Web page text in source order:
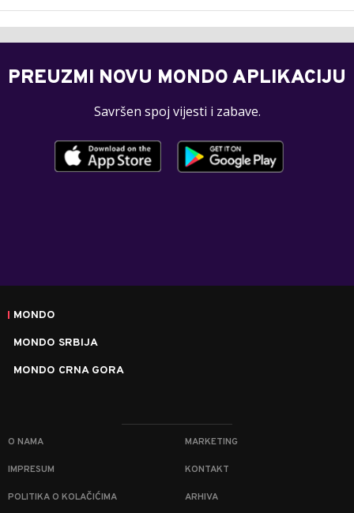
PREUZMI NOVU MONDO APLIKACIJU
Savršen spoj vijesti i zabave.
MONDO
MONDO SRBIJA
MONDO CRNA GORA
O NAMA MARKETING
IMPRESUM KONTAKT
POLITIKA O KOLAČIĆIMA ARHIVA